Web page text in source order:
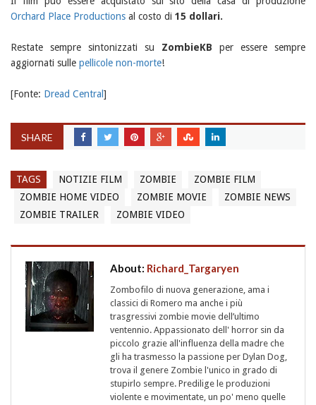
Orchard Place Productions al costo di 15 dollari.
Restate sempre sintonizzati su ZombieKB per essere sempre
aggiornati sulle pellicole non-morte!
[Fonte: Dread Central ]
SHARE
TAGS NOTIZIE FILM ZOMBIE
ZOMBIE FILM
ZOMBIE HOME VIDEO
ZOMBIE MOVIE
ZOMBIE NEWS
ZOMBIE TRAILER
ZOMBIE VIDEO
About: Richard_Targaryen
Zombofilo di nuova generazione, ama i
classici di Romero ma anche i più
trasgressivi zombie movie dell’ultimo
ventennio. Appassionato dell' horror sin da
piccolo grazie all'influenza della madre che
gli ha trasmesso la passione per Dylan Dog,
trova il genere Zombie l'unico in grado di
stupirlo sempre. Predilige le produzioni
violente e movimentate, un po' meno quelle